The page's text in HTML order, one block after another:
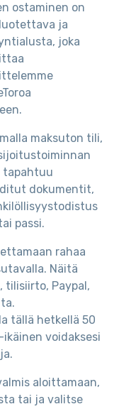
ostaminen on
ja
joka
maksuton tili,
tapahtuu
dokumentit,
passi.
rahaa
Näitä
tilisiirto, Paypal,
tällä hetkellä 50
voidaksesi
aloittamaan,
tai ja valitse